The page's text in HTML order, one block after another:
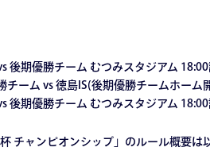
後期優勝チーム むつみスタジアム
チーム vs 徳島IS(後期優勝チームホーム
後期優勝チーム むつみスタジアム
チャンピオンシップ」のルール概要は